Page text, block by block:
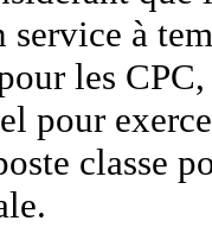
à
les
pour
classe